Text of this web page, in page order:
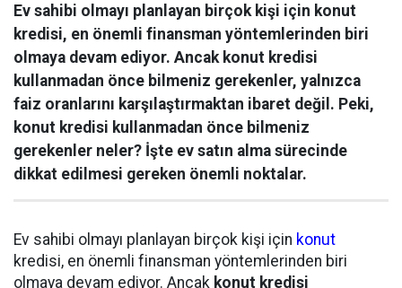
Ev sahibi olmayı planlayan birçok kişi için konut
kredisi, en önemli finansman yöntemlerinden biri
olmaya devam ediyor. Ancak konut kredisi
kullanmadan önce bilmeniz gerekenler, yalnızca
faiz oranlarını karşılaştırmaktan ibaret değil. Peki,
konut kredisi kullanmadan önce bilmeniz
gerekenler neler? İşte ev satın alma sürecinde
dikkat edilmesi gereken önemli noktalar.
Ev sahibi olmayı planlayan birçok kişi için konut
kredisi, en önemli finansman yöntemlerinden biri
olmaya devam ediyor. Ancak konut kredisi